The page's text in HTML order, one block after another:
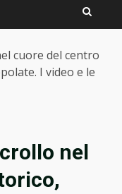
cuore del centro
I video e le
nel